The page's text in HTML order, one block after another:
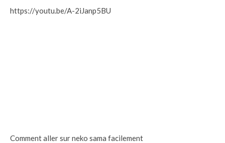
https://youtu.be/A-2iJanp5BU
Comment aller sur neko sama facilement